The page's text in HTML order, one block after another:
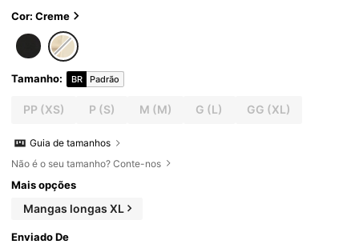
Cor: Creme
Tamanho: BR Padrão
PP (XS) P (S) M (M) G (L) GG (XL)
Guia de tamanhos
Não é o seu tamanho? Conte-nos
Mais opções
Mangas longas XL
Enviado De